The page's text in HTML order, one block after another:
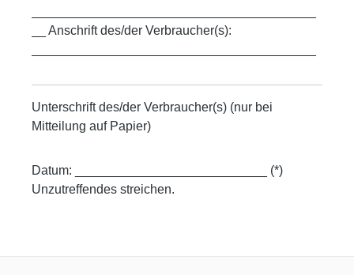
__ Anschrift des/der Verbraucher(s):
Unterschrift des/der Verbraucher(s) (nur bei
Mitteilung auf Papier)
Datum: ___________________________ (*)
Unzutreffendes streichen.